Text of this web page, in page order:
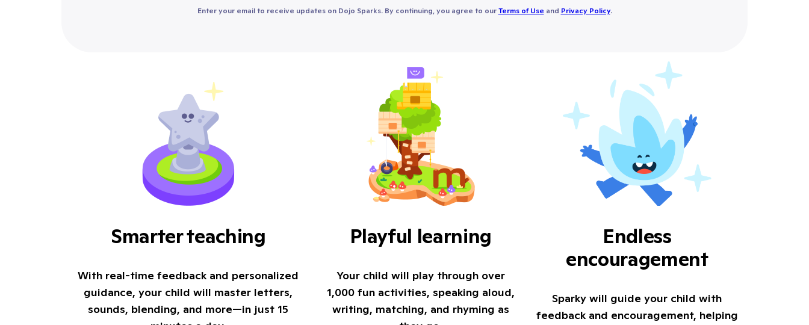
Enter your email to receive updates on Dojo Sparks. By continuing, you agree to our Terms of Use and Privacy Policy.
Smarter teaching
With real-time feedback and personalized
guidance, your child will master letters,
sounds, blending, and more—in just 15
Playful learning
Your child will play through over
1,000 fun activities, speaking aloud,
writing, matching, and rhyming as
Endless
encouragement
Sparky will guide your child with
feedback and encouragement, helping